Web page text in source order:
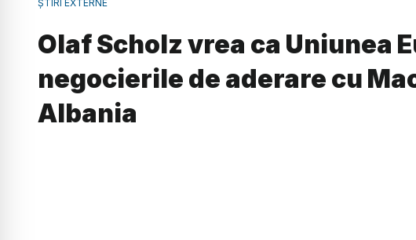
ȘTIRI EXTERNE
Olaf Scholz vrea ca Uniunea
negocierile de aderare cu
Albania